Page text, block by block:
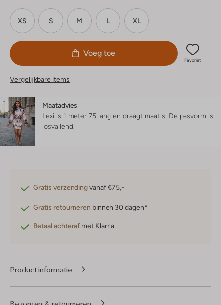
XS S M L XL
Voeg toe
Favoriet
Vergelijkbare items
Maatadvies
Lexi is 1 meter 75 lang en draagt maat s. De pasvorm is
losvallend
Gratis verzendingvanaf €75,-
Gratis retourneren binnen 30 dagen*
Betaal achteraf met Klarna
Product informatie